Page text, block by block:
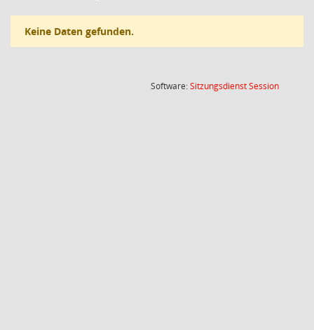
Keine Daten gefunden.
Software:SitzungsdienstSession(Wird in